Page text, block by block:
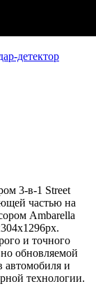
детектор
3-в-1 Street
частью на
Ambarella
и точного
обновляемой
автомобиля и
технологии.